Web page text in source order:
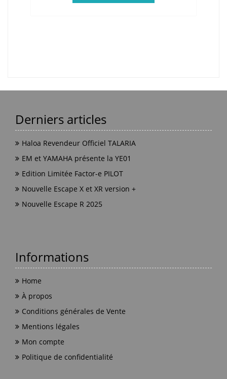
Derniers articles
Haloa Revendeur Officiel TALARIA
EM et YAMAHA présente la YE01
Edition Limitée Factor-e PILOT
Nouvelle Escape X et XR version +
Nouvelle Escape R 2025
Informations
Home
À propos
Conditions générales de Vente
Mentions légales
Mon compte
Politique de confidentialité